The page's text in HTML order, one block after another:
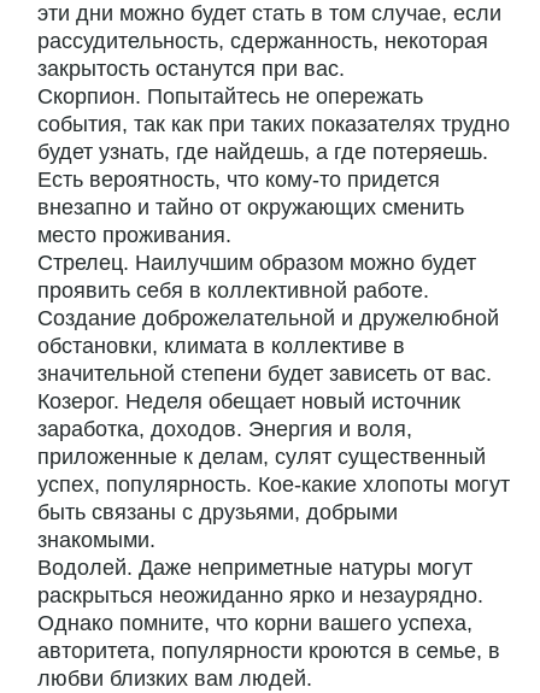
эти дни можно будет стать в том случае, если
рассудительность, сдержанность, некоторая
закрытость останутся при вас.
Скорпион. Попытайтесь не опережать
события, так как при таких показателях трудно
будет узнать, где найдешь, а где потеряешь.
Есть вероятность, что кому-то придется
внезапно и тайно от окружающих сменить
место проживания.
Стрелец. Наилучшим образом можно будет
проявить себя в коллективной работе.
Создание доброжелательной и дружелюбной
обстановки, климата в коллективе в
значительной степени будет зависеть от вас.
Козерог. Неделя обещает новый источник
заработка, доходов. Энергия и воля,
приложенные к делам, сулят существенный
успех, популярность. Кое-какие хлопоты могут
быть связаны с друзьями, добрыми
знакомыми.
Водолей. Даже неприметные натуры могут
раскрыться неожиданно ярко и незаурядно.
Однако помните, что корни вашего успеха,
авторитета, популярности кроются в семье, в
любви близких вам людей.